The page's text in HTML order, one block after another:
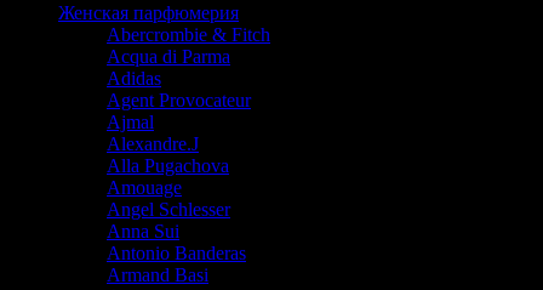
Женская парфюмерия
Abercrombie & Fitch
Acqua di Parma
Adidas
Agent Provocateur
Ajmal
Alexandre.J
Alla Pugachova
Amouage
Angel Schlesser
Anna Sui
Antonio Banderas
Armand Basi